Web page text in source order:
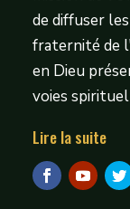
de diffuser
fraternité de
en Dieu
voies
Lire la suite